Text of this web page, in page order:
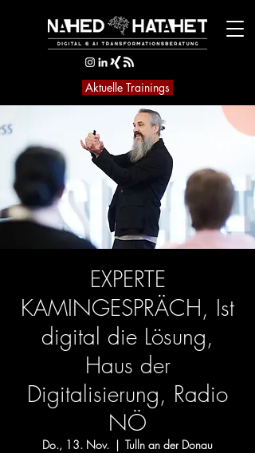
Aktuelle Trainings
EXPERTE
KAMINGESPRÄCH, Ist
digital die Lösung,
Haus der
Digitalisierung, Radio
NÖ
Do., 13. Nov.
  |
Tulln an der Donau